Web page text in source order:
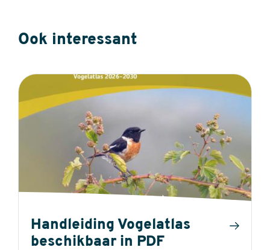
Ook interessant
Handleiding Vogelatlas
beschikbaar in PDF